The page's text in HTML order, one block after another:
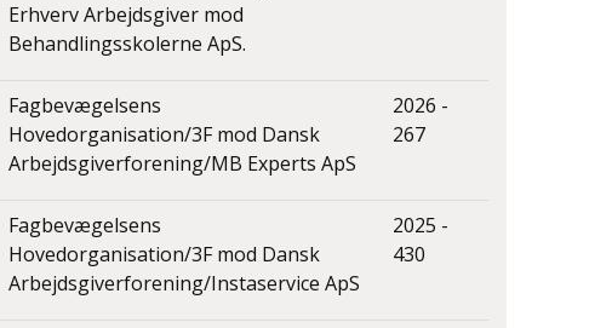
Erhverv Arbejdsgiver mod
Behandlingsskolerne ApS.
Fagbevægelsens
Hovedorganisation/3F mod Dansk
Arbejdsgiverforening/MB Experts ApS
2026 -
267
Fagbevægelsens
Hovedorganisation/3F mod Dansk
Arbejdsgiverforening/Instaservice ApS
2025 -
430